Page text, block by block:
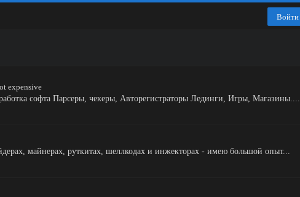
expensive
софта Парсеры, чекеры, Авторегистраторы Лединги, Игры, Магазины....
майнерах, руткитах, шеллкодах и инжекторах - имею большой опыт...
Войти